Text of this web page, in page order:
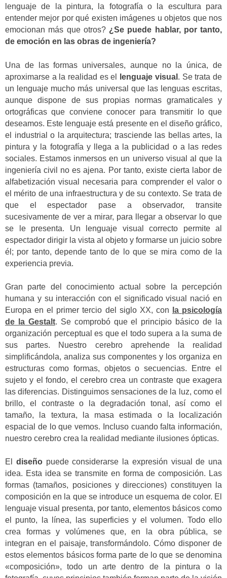
lenguaje de la pintura, la fotografía o la escultura para
entender mejor por qué existen imágenes u objetos que nos
emocionan más que otros?¿Se puede hablar, por tanto,
de emoción en las obras de ingeniería?
Una de las formas universales, aunque no la única, de
aproximarse a la realidad es el
lenguaje visual . Se trata de
un lenguaje mucho más universal que las lenguas escritas,
aunque dispone de sus propias normas gramaticales y
ortográficas que conviene conocer para transmitir lo que
deseamos. Este lenguaje está presente en el diseño gráfico,
el industrial o la arquitectura; trasciende las bellas artes, la
pintura y la fotografía y llega a la publicidad o a las redes
sociales. Estamos inmersos en un universo visual al que la
ingeniería civil no es ajena. Por tanto, existe cierta labor de
alfabetización visual necesaria para comprender el valor o
el mérito de una infraestructura y de su contexto. Se trata de
que el espectador pase a observador, transite
sucesivamente de ver a mirar, para llegar a observar lo que
se le presenta. Un lenguaje visual correcto permite al
espectador dirigir la vista al objeto y formarse un juicio sobre
él; por tanto, depende tanto de lo que se mira como de la
experiencia previa.
Gran parte del conocimiento actual sobre la percepción
humana y su interacción con el significado visual nació en
Europa en el primer tercio del siglo XX, con
la psicología
de la Gestalt. Se comprobó que el principio básico de la
organización perceptual es que el todo supera a la suma de
sus partes. Nuestro cerebro aprehende la realidad
simplificándola, analiza sus componentes y los organiza en
estructuras como formas, objetos o secuencias. Entre el
sujeto y el fondo, el cerebro crea un contraste que exagera
las diferencias. Distinguimos sensaciones de la luz, como el
brillo, el contraste o la degradación tonal, así como el
tamaño, la textura, la masa estimada o la localización
espacial de lo que vemos. Incluso cuando falta información,
nuestro cerebro crea la realidad mediante ilusiones ópticas.
El diseñopuede considerarse la expresión visual de una
idea. Esta idea se transmite en forma de composición. Las
formas (tamaños, posiciones y direcciones) constituyen la
composición en la que se introduce un esquema de color. El
lenguaje visual presenta, por tanto, elementos básicos como
el punto, la línea, las superficies y el volumen. Todo ello
crea formas y volúmenes que, en la obra pública, se
integran en el paisaje, transformándolo. Cómo disponer de
estos elementos básicos forma parte de lo que se denomina
«composición», todo un arte dentro de la pintura o la